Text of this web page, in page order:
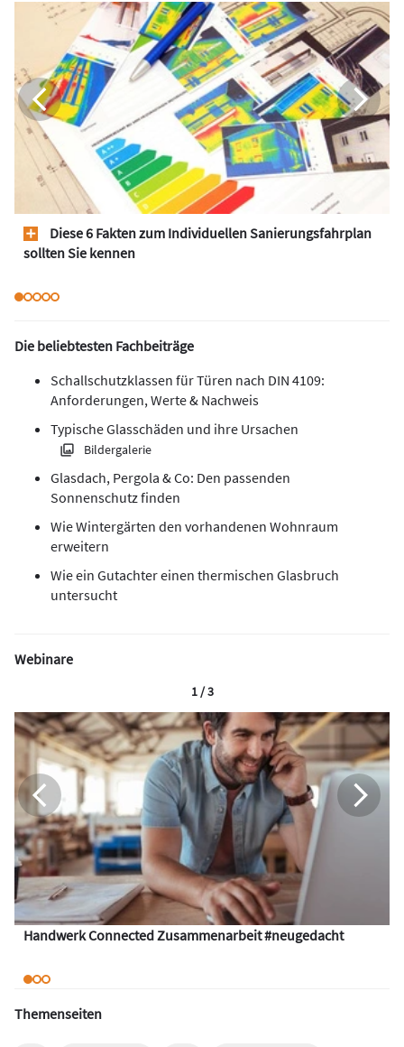
Diese 6 Fakten zum Individuellen Sanierungsfahrplan
sollten Sie kennen
Die beliebtesten Fachbeiträge
Schallschutzklassen für Türen nach DIN 4109:
Anforderungen, Werte & Nachweis
Typische Glasschäden und ihre Ursachen
Bildergalerie
Glasdach, Pergola & Co: Den passenden
Sonnenschutz finden
Wie Wintergärten den vorhandenen Wohnraum
erweitern
Wie ein Gutachter einen thermischen Glasbruch
untersucht
Webinare
Handwerk Connected Zusammenarbeit #neugedacht
1 / 3
Themenseiten